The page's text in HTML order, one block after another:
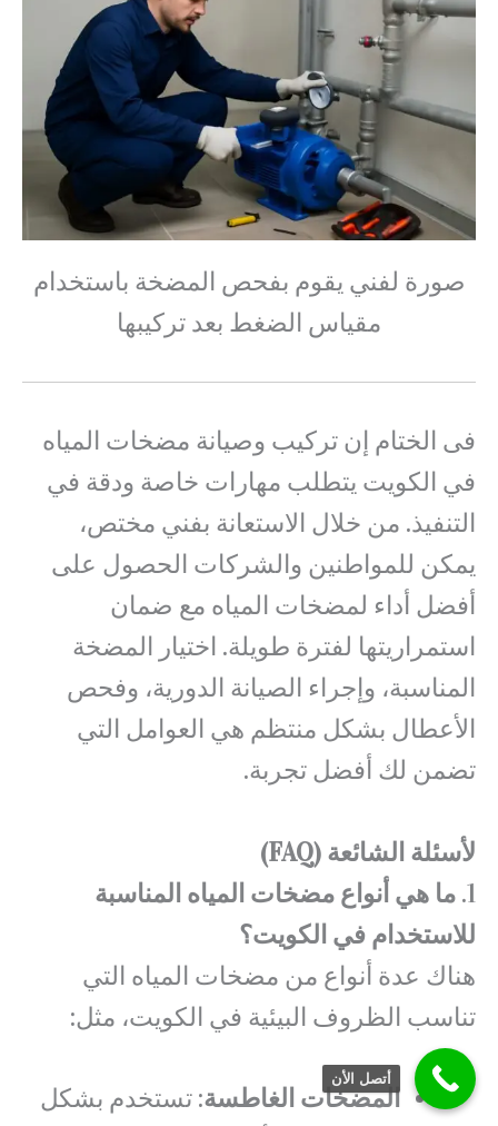
صورة لفني يقوم بفحص المضخة باستخدام
مقياس الضغط بعد تركيبها
فى الختام إن تركيب وصيانة مضخات المياه
في الكويت يتطلب مهارات خاصة ودقة في
التنفيذ. من خلال الاستعانة بفني مختص،
يمكن للمواطنين والشركات الحصول على
أفضل أداء لمضخات المياه مع ضمان
استمراريتها لفترة طويلة. اختيار المضخة
المناسبة، وإجراء الصيانة الدورية، وفحص
الأعطال بشكل منتظم هي العوامل التي
تضمن لك أفضل تجربة.
لأسئلة الشائعة (FAQ)
1. ما هي أنواع مضخات المياه المناسبة
للاستخدام في الكويت؟
هناك عدة أنواع من مضخات المياه التي
تناسب الظروف البيئية في الكويت، مثل:
المضخات الغاطسة: تستخدم بشكل
أتصل الأن